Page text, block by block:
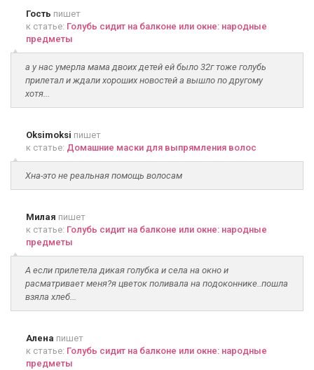
Гость пишет
к статье: Голубь сидит на балконе или окне: народные
предметы
а у нас умерла мама двоих детей ей было 32г тоже голубь
прилетал и ждали хороших новостей а вышло по другому
хотя...
Oksimoksi пишет
к статье: Домашние маски для выпрямления волос
Хна-это не реальная помощь волосам
Милая пишет
к статье: Голубь сидит на балконе или окне: народные
предметы
А если прилетела дикая голубка и села на окно и
расматривает меня?я цветок поливала на подоконнике..пошла
взяла хлеб...
Алена пишет
к статье: Голубь сидит на балконе или окне: народные
предметы